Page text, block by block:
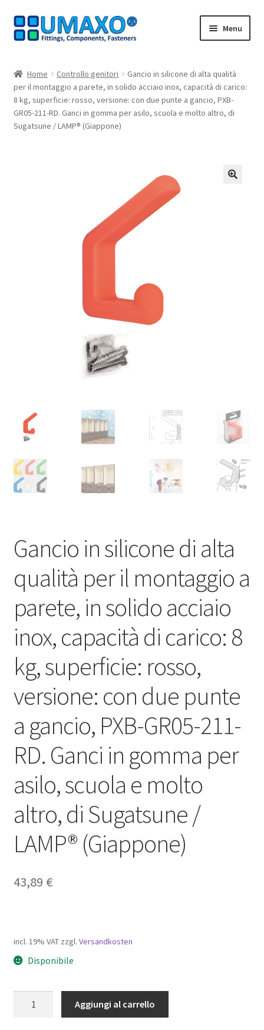
Vai
alla
Vai
al
Menu
AGB
Carrello
Politica di cancellazione
Protezione dei dati
Home Controllo genitori
Gancio in silicone di alta qualità
per il montaggio a parete, in solido acciaio inox, capacità di carico:
8 kg, superficie: rosso, versione: con due punte a gancio, PXB-
GR05-211-RD. Ganci in gomma per asilo, scuola e molto altro, di
Sugatsune / LAMP® (Giappone)
Gancio in silicone di alta
qualità per il montaggio a
parete, in solido acciaio
inox, capacità di carico: 8
kg, superficie: rosso,
versione: con due punte
a gancio, PXB-GR05-211-
RD. Ganci in gomma per
asilo, scuola e molto
altro, di Sugatsune /
LAMP® (Giappone)
43,89 €
incl. 19% VAT zzgl. Versandkosten
Disponibile
Aggiungi al carrello